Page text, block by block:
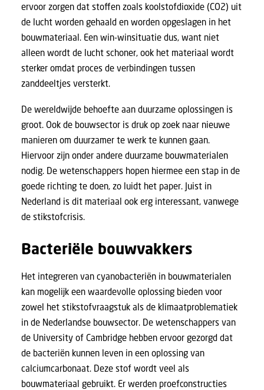
ervoor zorgen dat stoffen zoals koolstofdioxide (CO2) uit
de lucht worden gehaald en worden opgeslagen in het
bouwmateriaal. Een win-winsituatie dus, want niet
alleen wordt de lucht schoner, ook het materiaal wordt
sterker omdat proces de verbindingen tussen
zanddeeltjes versterkt.
De wereldwijde behoefte aan duurzame oplossingen is
groot. Ook de bouwsector is druk op zoek naar nieuwe
manieren om duurzamer te werk te kunnen gaan.
Hiervoor zijn onder andere duurzame bouwmaterialen
nodig. De wetenschappers hopen hiermee een stap in de
goede richting te doen, zo luidt het paper. Juist in
Nederland is dit materiaal ook erg interessant, vanwege
de stikstofcrisis.
Bacteriële bouwvakkers
Het integreren van cyanobacteriën in bouwmaterialen
kan mogelijk een waardevolle oplossing bieden voor
zowel het stikstofvraagstuk als de klimaatproblematiek
in de Nederlandse bouwsector. De wetenschappers van
de University of Cambridge hebben ervoor gezorgd dat
de bacteriën kunnen leven in een oplossing van
calciumcarbonaat. Deze stof wordt veel als
bouwmateriaal gebruikt. Er werden proefconstructies